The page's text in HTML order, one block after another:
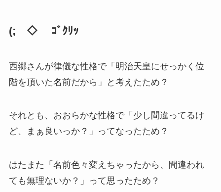
(;￣◇￣ ｺﾞｸﾘｯ
西郷さんが律儀な性格で「明治天皇にせっかく位
階を頂いた名前だから」と考えたため？
それとも、おおらかな性格で「少し間違ってるけ
ど、まぁ良いっか？」ってなったため？
はたまた「名前色々変えちゃったから、間違われ
ても無理ないか？」って思ったため？